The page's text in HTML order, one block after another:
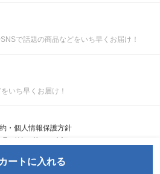
ートに入れる
で話題の商品などをいち早くお届け！
いち早くお届け！
・個人情報保護方針
©leafworks, Inc.